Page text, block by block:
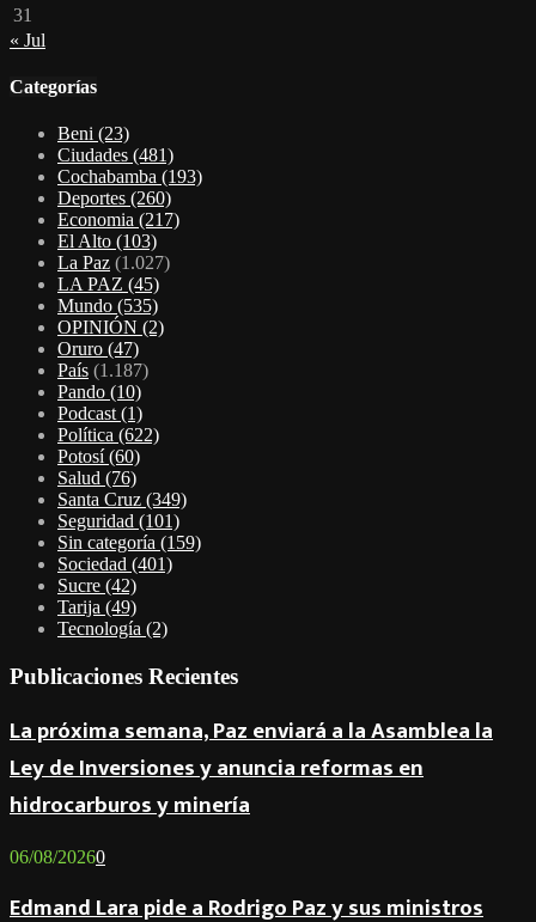
31
« Jul
Categorías
Beni (23)
Ciudades (481)
Cochabamba (193)
Deportes (260)
Economia (217)
El Alto (103)
La Paz (1.027)
LA PAZ (45)
Mundo (535)
OPINIÓN (2)
Oruro (47)
País (1.187)
Pando (10)
Podcast (1)
Política (622)
Potosí(60)
Salud (76)
Santa Cruz (349)
Seguridad (101)
Sin categoría (159)
Sociedad (401)
Sucre (42)
Tarija (49)
Tecnología (2)
Publicaciones Recientes
La próxima semana, Paz enviará a la Asamblea la
Ley de Inversiones y anuncia reformas en
hidrocarburos y minería
06/08/20260
Edmand Lara pide a Rodrigo Paz y sus ministros